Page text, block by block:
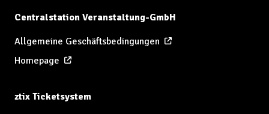
Centralstation Veranstaltung-GmbH
Allgemeine Geschäftsbedingungen
Homepage
ztix Ticketsystem